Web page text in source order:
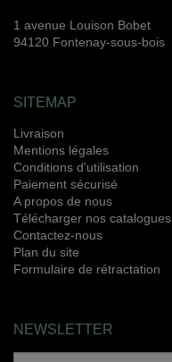
1 avenue Louison Bobet
94120 Fontenay-sous-bois
SITEMAP
Livraison
Mentions légales
Conditions d'utilisation
Paiement sécurisé
A propos de nous
Télécharger nos catalogues
Contactez-nous
Plan du site
Formulaire de rétractation
NEWSLETTER